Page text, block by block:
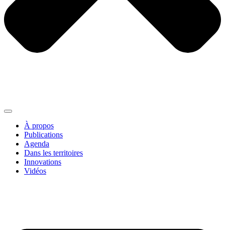
À propos
Publications
Agenda
Dans les territoires
Innovations
Vidéos